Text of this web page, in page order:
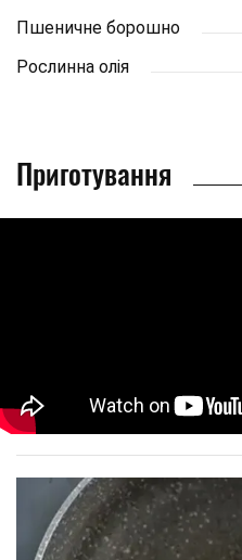
Пшеничне борошно
Рослинна олія
Приготування